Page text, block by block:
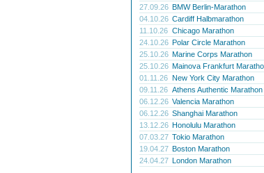
27.09.26 BMW Berlin-Marathon
04.10.26 Cardiff Halbmarathon
11.10.26 Chicago Marathon
24.10.26 Polar Circle Marathon
25.10.26 Marine Corps Marathon
25.10.26 Mainova Frankfurt
01.11.26 New York City Marathon
09.11.26 Athens Authentic Marathon
06.12.26 Valencia Marathon
06.12.26 Shanghai Marathon
13.12.26 Honolulu Marathon
07.03.27 Tokio Marathon
19.04.27 Boston Marathon
24.04.27 London Marathon